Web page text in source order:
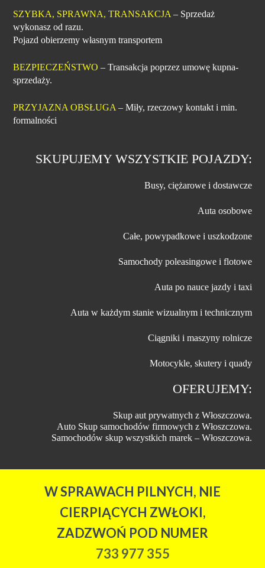
SZYBKA, SPRAWNA, TRANSAKCJA – Sprzedaż
wykonasz od razu.
Pojazd obierzemy własnym transportem
BEZPIECZEŃSTWO – Transakcja poprzez umowę kupna-
sprzedaży.
PRZYJAZNA OBSŁUGA – Miły, rzeczowy kontakt i min.
formalności
SKUPUJEMY WSZYSTKIE POJAZDY:
Busy, ciężarowe i dostawcze
Auta osobowe
Całe, powypadkowe i uszkodzone
Samochody poleasingowe i flotowe
Auta po nauce jazdy i taxi
Auta w każdym stanie wizualnym i technicznym
Ciągniki i maszyny rolnicze
Motocykle, skutery i quady
OFERUJEMY:
Skup aut prywatnych z Włoszczowa.
Auto Skup samochodów firmowych z Włoszczowa.
Samochodów skup wszystkich marek – Włoszczowa.
W SPRAWACH PILNYCH, NIE
CIERPIĄCYCH ZWŁOKI,
ZADZWOŃ POD NUMER
733 977 355